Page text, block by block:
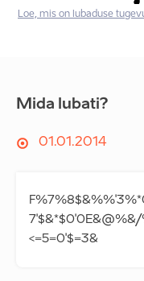
Loe, mis on lubaduse
Mida lubati?
01.01.2014
7'$&*$0'0E&@%&/
<=5=0'$=3&